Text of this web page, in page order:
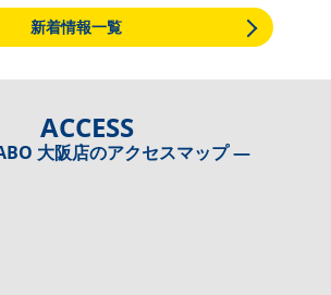
新着情報一覧
ACCESS
大阪店のアクセスマップ ―